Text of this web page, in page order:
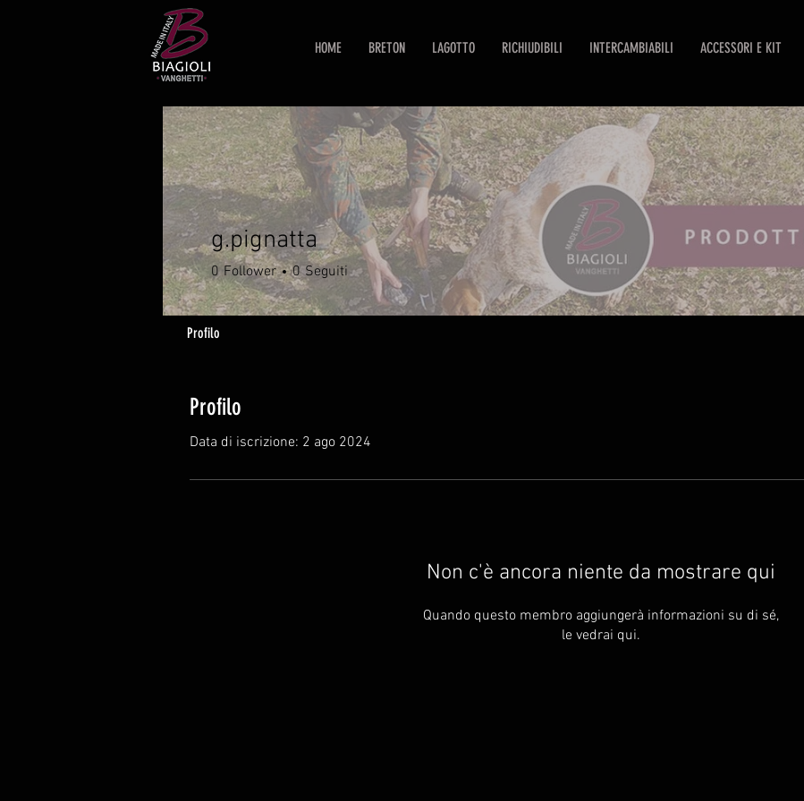
HOME BRETON LAGOTTO RICHIUDIBILI INTERCAMBIABILI ACCESSORI E KIT
Profilo
Data di iscrizione: 2 ago 2024
Non c'è ancora niente da mostrare qui
Quando questo membro aggiungerà informazioni su di sé,
le vedrai qui.
g.pignatta
0 Follower 0 Seguiti
Profilo